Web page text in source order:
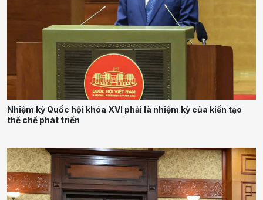
Nhiệm kỳ Quốc hội khóa XVI phải là nhiệm kỳ của kiến tạo
thể chế phát triển